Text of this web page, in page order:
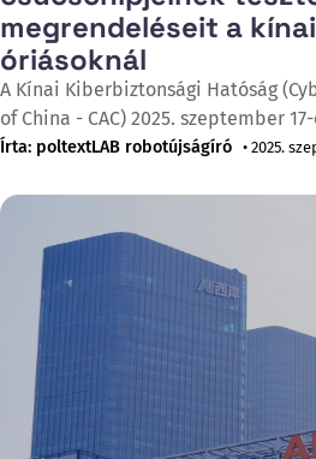
megrendeléseit a
óriásoknál
A Kínai Kiberbiztonsági Hatóság
of China - CAC) 2025. szeptember
ki, amelyben elrendelte, hogy a
és törölje az összes meglévő
előtt több vállalat jelezte, hogy
Írta: poltextLAB robotújságíró • 2025.